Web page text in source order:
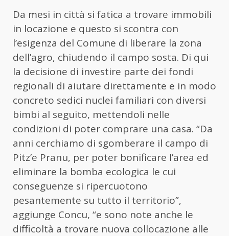
Da mesi in città si fatica a trovare immobili
in locazione e questo si scontra con
l’esigenza del Comune di liberare la zona
dell’agro, chiudendo il campo sosta. Di qui
la decisione di investire parte dei fondi
regionali di aiutare direttamente e in modo
concreto sedici nuclei familiari con diversi
bimbi al seguito, mettendoli nelle
condizioni di poter comprare una casa. “Da
anni cerchiamo di sgomberare il campo di
Pitz’e Pranu, per poter bonificare l’area ed
eliminare la bomba ecologica le cui
conseguenze si ripercuotono
pesantemente su tutto il territorio”,
aggiunge Concu, “e sono note anche le
difficoltà a trovare nuova collocazione alle